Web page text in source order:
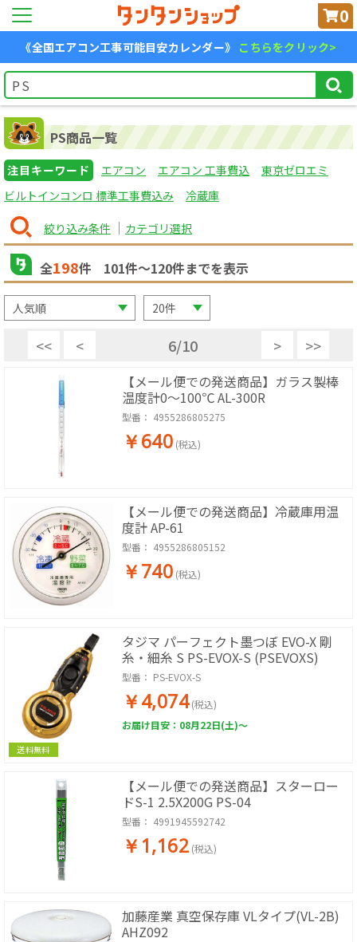
0
《全国エアコン工事可能目安カレンダー》 こちらをクリック>
PS商品一覧
注目キーワード エアコン エアコン 工事費込
東京ゼロエミ
ビルトインコンロ 標準工事費込み
冷蔵庫
絞り込み条件 カテゴリ選択
全198件 101件〜120件までを表示
<< < 6/10 > >>
【メール便での発送商品】ガラス製棒
温度計0～100℃ AL-300R
型番： 4955286805275
￥640 (税込)
【メール便での発送商品】冷蔵庫用温
度計 AP-61
型番： 4955286805152
￥740 (税込)
送料無料
タジマ パーフェクト墨つぼ EVO-X 剛
糸・細糸 S PS-EVOX-S (PSEVOXS)
型番： PS-EVOX-S
￥4,074 (税込)
お届け目安：08月22日(土)～
【メール便での発送商品】スターロー
ドS-1 2.5X200G PS-04
型番： 4991945592742
￥1,162 (税込)
加藤産業 真空保存庫 VLタイプ(VL-2B)
AHZ092